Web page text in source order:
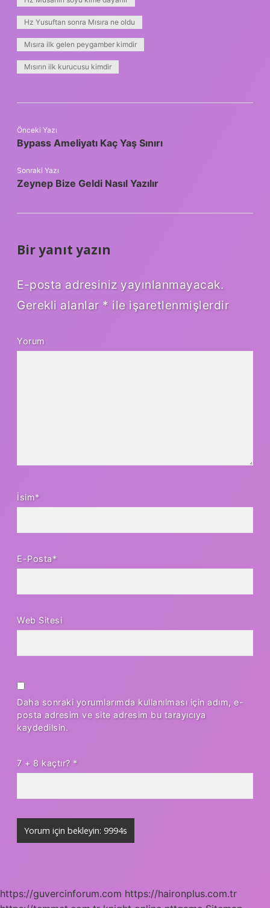
Hz Yusuftan sonra Mısıra ne oldu
Mısıra ilk gelen peygamber kimdir
Mısırın ilk kurucusu kimdir
Önceki Yazı
Bypass Ameliyatı Kaç Yaş Sınırı
Sonraki Yazı
Zeynep Bize Geldi Nasıl Yazılır
Bir yanıt yazın
E-posta adresiniz yayınlanmayacak.
Gerekli alanlar * ile işaretlenmişlerdir
Yorum
İsim*
E-Posta*
Web Sitesi
Daha sonraki yorumlarımda kullanılması için adım, e-
posta adresim ve site adresim bu tarayıcıya
kaydedilsin.
7 + 8 kaçtır? *
https://guvercinforum.com https://haironplus.com.tr